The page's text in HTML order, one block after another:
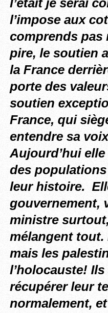
l’était je serai
l’impose aux
comprends pas
pire, le soutien
la France
porte des
soutien
France, qui
entendre sa
Aujourd’hui
des
leur histoire.
gouvernement,
ministre
mélangent tout.
mais les
l’holocauste!
récupérer leur
normalement,